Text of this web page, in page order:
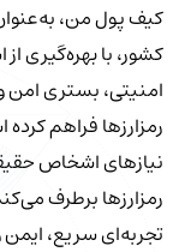
کیف‌ پول من،
کشور، با بهره‌گیری
امنیتی، بستری امن
رمزارزها فراهم
نیازهای اشخاص
رمزارزها برطرف
تجربه‌ای سریع، ایمن